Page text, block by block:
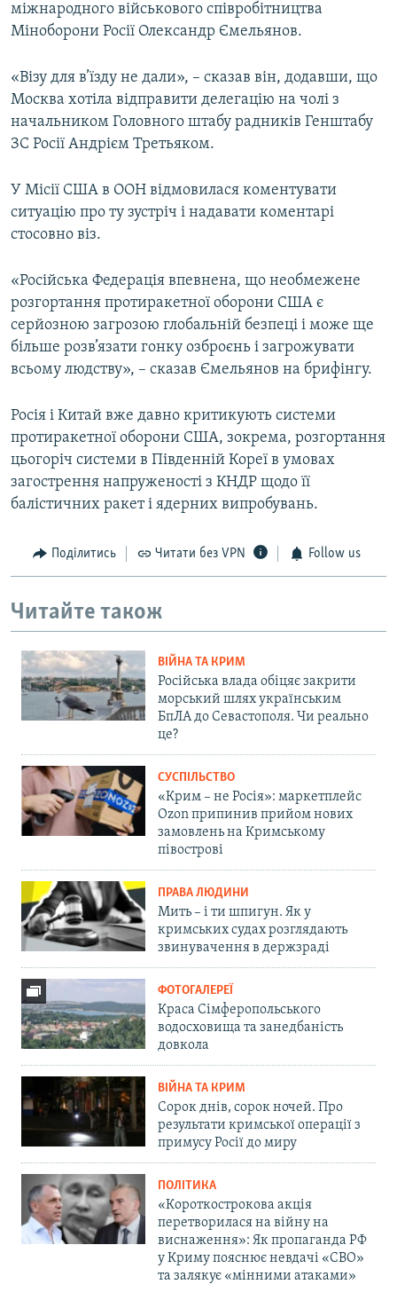
міжнародного військового співробітництва
Міноборони Росії Олександр Ємельянов.
«Візу для в’їзду не дали», – сказав він, додавши, що
Москва хотіла відправити делегацію на чолі з
начальником Головного штабу радників Генштабу
ЗС Росії Андрієм Третьяком.
У Місії США в ООН відмовилася коментувати
ситуацію про ту зустріч і надавати коментарі
стосовно віз.
«Російська Федерація впевнена, що необмежене
розгортання протиракетної оборони США є
серйозною загрозою глобальній безпеці і може ще
більше розв’язати гонку озброєнь і загрожувати
всьому людству», – сказав Ємельянов на брифінгу.
Росія і Китай вже давно критикують системи
протиракетної оборони США, зокрема, розгортання
цьогоріч системи в Південній Кореї в умовах
загострення напруженості з КНДР щодо її
балістичних ракет і ядерних випробувань.
Поділитись Читати без VPN Follow us
Читайте також
ВІЙНА ТА КРИМ
Російська влада обіцяє закрити
морський шлях українським
БпЛА до Севастополя. Чи реально
це?
СУСПІЛЬСТВО
«Крим – не Росія»: маркетплейс
Ozon припинив прийом нових
замовлень на Кримському
півострові
ПРАВА ЛЮДИНИ
Мить – і ти шпигун. Як у
кримських судах розглядають
звинувачення в держзраді
ФОТОГАЛЕРЕЇ
Краса Сімферопольського
водосховища та занедбаність
довкола
ВІЙНА ТА КРИМ
Сорок днів, сорок ночей. Про
результати кримської операції з
примусу Росії до миру
ПОЛІТИКА
«Короткострокова акція
перетворилася на війну на
виснаження»: Як пропаганда РФ
у Криму пояснює невдачі «СВО»
та залякує «мінними атаками»